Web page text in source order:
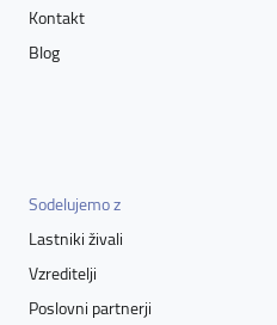
Kontakt
Blog
Sodelujemo z
Lastniki živali
Vzreditelji
Poslovni partnerji